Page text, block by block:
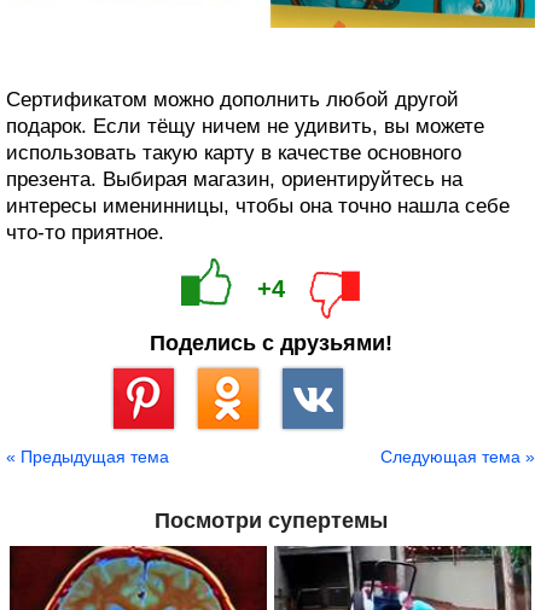
Сертификатом можно дополнить любой другой
подарок. Если тёщу ничем не удивить, вы можете
использовать такую карту в качестве основного
презента. Выбирая магазин, ориентируйтесь на
интересы именинницы, чтобы она точно нашла себе
что‑то приятное.
+4
Поделись с друзьями!
« Предыдущая тема Следующая тема »
Посмотри супертемы